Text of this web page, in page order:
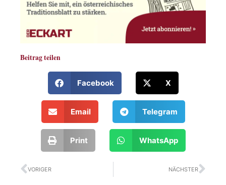
Beitrag teilen
Facebook X
Email Telegram
Print WhatsApp
Zurück
VORIGER NÄCHSTER